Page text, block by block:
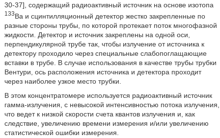
30-37], содержащий радиоактивный источник на основе изотопа
133Ва и сцинтилляционный детектор жестко закрепленные по
разные стороны трубы, по которой протекает поток многофазной
жидкости. Детектор и источник закреплены на одной оси,
перпендикулярной трубе так, чтобы излучение от источника к
детектору проходило через специальные слабопоглащающие
вставки в трубе. В случае использования в качестве трубы трубки
Вентури, ось расположения источника и детектора проходит
через наиболее узкое место трубки.
В этом концентратомере используется радиоактивный источник
гамма-излучения, с невысокой интенсивностью потока излучения,
что ведет к низкой скорости счета квантов излучения и, как
следствие, увеличению времени измерения и/или увеличению
статистической ошибки измерения.